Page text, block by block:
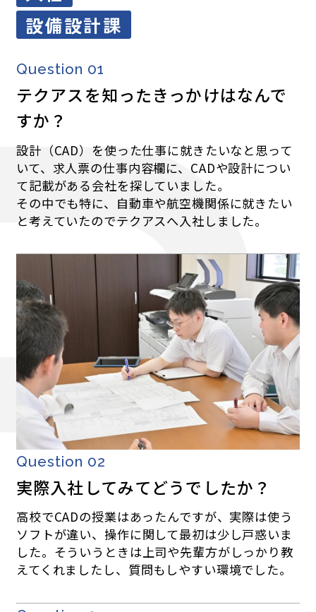
設備設計課
Question 01
テクアスを知ったきっかけはなんで
すか？
設計（CAD）を使った仕事に就きたいなと思って
いて、求人票の仕事内容欄に、CADや設計につい
て記載がある会社を探していました。
その中でも特に、自動車や航空機関係に就きたい
と考えていたのでテクアスへ入社しました。
Question 02
実際入社してみてどうでしたか？
高校でCADの授業はあったんですが、実際は使う
ソフトが違い、操作に関して最初は少し戸惑いま
した。そういうときは上司や先輩方がしっかり教
えてくれましたし、質問もしやすい環境でした。